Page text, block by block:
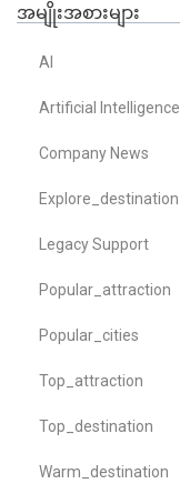
အမျိုးအစားများ
AI
Artificial Intelligence
Company News
Explore_destination
Legacy Support
Popular_attraction
Popular_cities
Top_attraction
Top_destination
Warm_destination